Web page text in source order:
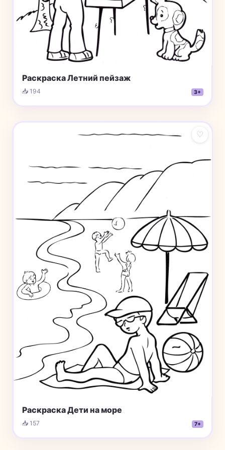
Раскраска Летний пейзаж
📥 194 3+
♡
Раскраска Дети на море
📥 157 7+